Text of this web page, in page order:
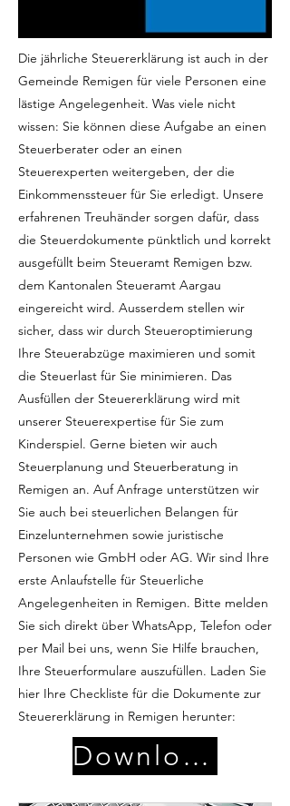
Die jährliche Steuererklärung ist auch in der
Gemeinde Remigen für viele Personen eine
lästige Angelegenheit. Was viele nicht
wissen: Sie können diese Aufgabe an einen
Steuerberater oder an einen
Steuerexperten weitergeben, der die
Einkommenssteuer für Sie erledigt. Unsere
erfahrenen Treuhänder sorgen dafür, dass
die Steuerdokumente pünktlich und korrekt
ausgefüllt beim Steueramt Remigen bzw.
dem Kantonalen Steueramt Aargau
eingereicht wird. Ausserdem stellen wir
sicher, dass wir durch Steueroptimierung
Ihre Steuerabzüge maximieren und somit
die Steuerlast für Sie minimieren. Das
Ausfüllen der Steuererklärung wird mit
unserer Steuerexpertise für Sie zum
Kinderspiel. Gerne bieten wir auch
Steuerplanung und Steuerberatung in
Remigen an. Auf Anfrage unterstützen wir
Sie auch bei steuerlichen Belangen für
Einzelunternehmen sowie juristische
Personen wie GmbH oder AG. Wir sind Ihre
erste Anlaufstelle für Steuerliche
Angelegenheiten in Remigen. Bitte melden
Sie sich direkt über WhatsApp, Telefon oder
per Mail bei uns, wenn Sie Hilfe brauchen,
Ihre Steuerformulare auszufüllen. Laden Sie
hier Ihre Checkliste für die Dokumente zur
Steuererklärung in Remigen herunter:
Download